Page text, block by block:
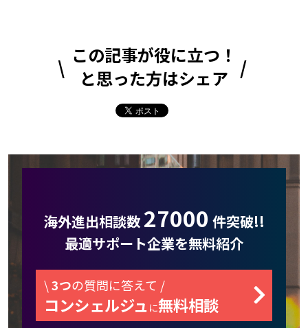
この記事が役に立つ！
と思った方はシェア
海外進出相談数 27000 件突破!!
最適サポート企業を無料紹介
\3つの質問に答えて /
コンシェルジュ に無料相談